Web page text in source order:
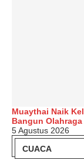
Muaythai Naik
Bangun
5 Agustus 2026
CUACA